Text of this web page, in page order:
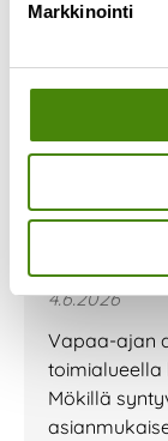
Markkinointi
Vapaa-
4.6.2026
Vapaa-ajan
toimialueella
Mökillä